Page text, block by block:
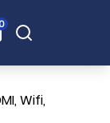
0 Buscar:
Wifi,